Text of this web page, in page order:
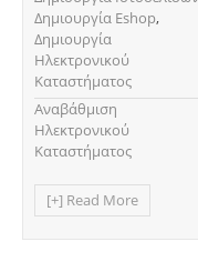
Δημιουργία Eshop,
Δημιουργία
Ηλεκτρονικού
Καταστήματος
Αναβάθμιση
Ηλεκτρονικού
Καταστήματος
[+] Read More